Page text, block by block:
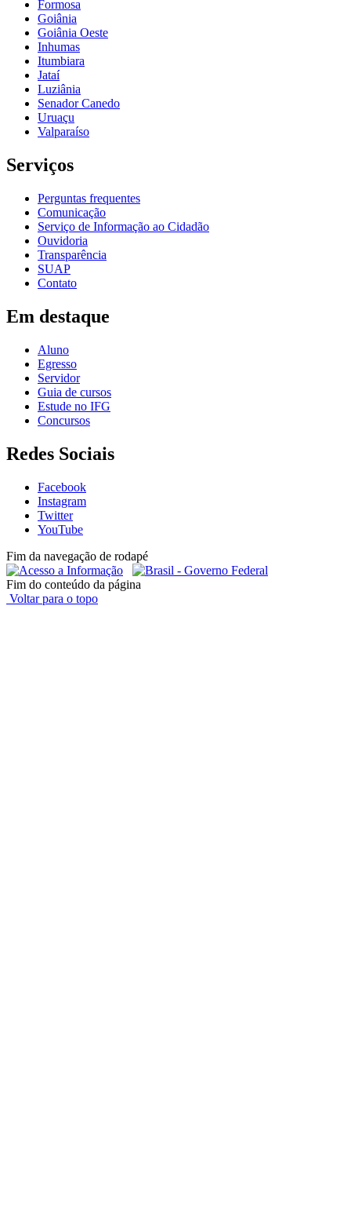
Formosa
Goiânia
Goiânia Oeste
Inhumas
Itumbiara
Jataí
Luziânia
Senador Canedo
Uruaçu
Valparaíso
Serviços
Perguntas frequentes
Comunicação
Serviço de Informação ao Cidadão
Ouvidoria
Transparência
SUAP
Contato
Em destaque
Aluno
Egresso
Servidor
Guia de cursos
Estude no IFG
Concursos
Redes Sociais
Facebook
Instagram
Twitter
YouTube
Fim da navegação de rodapé
Fim do conteúdo da página
Voltar para o topo